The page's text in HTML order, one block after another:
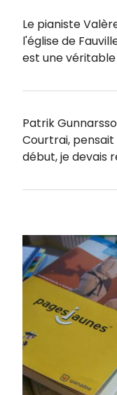
Le pianiste
l'église de
est une
Patrik
Courtrai, pensait
début, je devais